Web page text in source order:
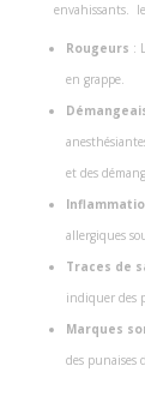
envahissants.
Rougeurs :
en grappe.
et des
allergiques
Traces de
indiquer des
Marques
des punaises